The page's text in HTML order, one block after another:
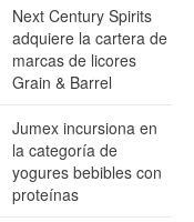
Next Century Spirits
adquiere la cartera de
marcas de licores
Grain & Barrel
Jumex incursiona en
la categoría de
yogures bebibles con
proteínas